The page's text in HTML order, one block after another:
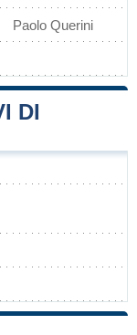
Paolo Querini
DI